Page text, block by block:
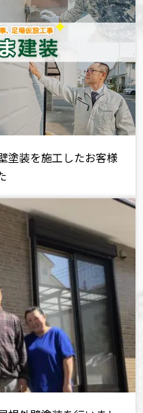
塗装を施工したお客様